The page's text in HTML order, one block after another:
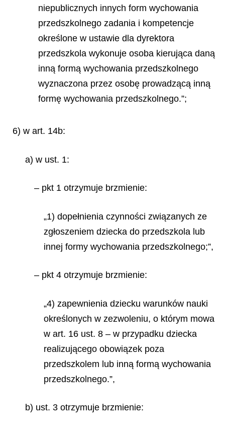
niepublicznych innych form wychowania
przedszkolnego zadania i kompetencje
określone w ustawie dla dyrektora
przedszkola wykonuje osoba kierująca daną
inną formą wychowania przedszkolnego
wyznaczona przez osobę prowadzącą inną
formę wychowania przedszkolnego.”;
6) w art. 14b:
a) w ust. 1:
– pkt 1 otrzymuje brzmienie:
„1) dopełnienia czynności związanych ze
zgłoszeniem dziecka do przedszkola lub
innej formy wychowania przedszkolnego;”,
– pkt 4 otrzymuje brzmienie:
„4) zapewnienia dziecku warunków nauki
określonych w zezwoleniu, o którym mowa
w art. 16 ust. 8 – w przypadku dziecka
realizującego obowiązek poza
przedszkolem lub inną formą wychowania
przedszkolnego.”,
b) ust. 3 otrzymuje brzmienie: